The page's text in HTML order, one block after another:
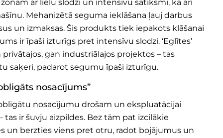
ar lielu slodzi un intensīvu satiksmi, kā arī
Mehanizētā seguma ieklāšana ļauj darbus
un izmaksas. Šis produkts tiek iepakots klāšanai
ir īpaši izturīgs pret intensīvu slodzi. ‘Eglītes’
gan industriālajos projektos – tas
saķeri, padarot segumu īpaši izturīgu.
nosacījums”
nosacījumu drošam un ekspluatācijai
ir šuvju aizpildes. Bez tām pat izcilākie
un berzties viens pret otru, radot bojājumus un